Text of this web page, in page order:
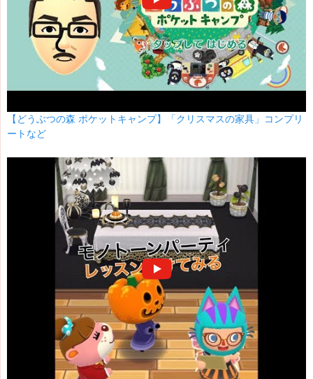
【どうぶつの森 ポケットキャンプ】「クリスマスの家具」コンプリ
ートなど